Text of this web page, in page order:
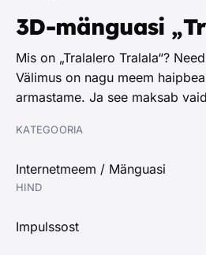
3D-mänguasi
Mis on „Tralalero Tralala“?
Välimus on nagu meem
armastame. Ja see maksab
KATEGOORIA
Internetmeem / Mänguasi
HIND
Impulssost